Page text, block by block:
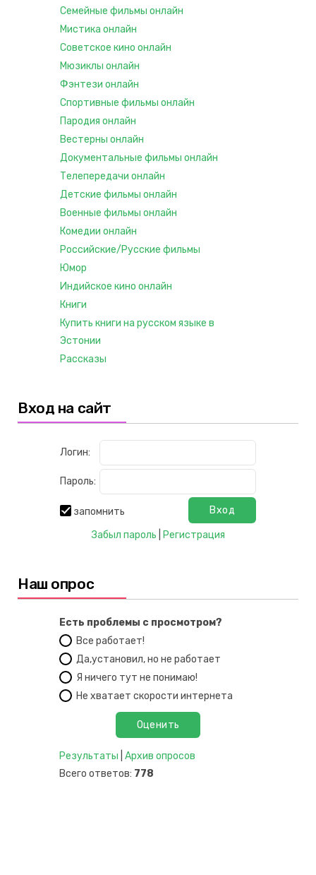
Семейные фильмы онлайн
Мистика онлайн
Советское кино онлайн
Мюзиклы онлайн
Фэнтези онлайн
Спортивные фильмы онлайн
Пародия онлайн
Вестерны онлайн
Документальные фильмы онлайн
Телепередачи онлайн
Детские фильмы онлайн
Военные фильмы онлайн
Комедии онлайн
Российские/Русские фильмы
Юмор
Индийское кино онлайн
Книги
Купить книги на русском языке в
Эстонии
Рассказы
Вход на сайт
Логин:
Пароль:
запомнить
Забыл пароль
Регистрация
Наш опрос
Есть проблемы с просмотром?
Все работает!
Да,установил, но не работает
Я ничего тут не понимаю!
Не хватает скорости интернета
Результаты Архив опросов
Всего ответов: 778